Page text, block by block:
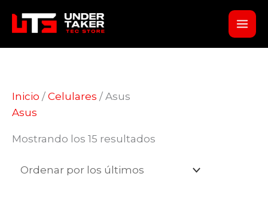
Inicio / Celulares / Asus
Asus
Mostrando los 15 resultados